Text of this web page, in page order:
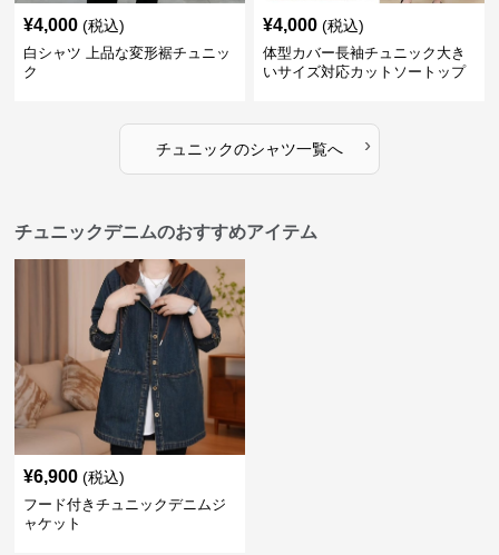
¥4,000 (税込)
白シャツ 上品な変形裾チュニッ
ク
¥4,000 (税込)
体型カバー長袖チュニック大き
いサイズ対応カットソートップ
チュニックのシャツ一覧へ ›
チュニックデニムのおすすめアイテム
¥6,900 (税込)
フード付きチュニックデニムジ
ャケット